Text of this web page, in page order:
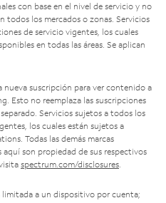
con base en el nivel de servicio y no
todos los mercados o zonas. Servicios
de servicio vigentes, los cuales
en todas las áreas. Se aplican
nueva suscripción para ver contenido a
Esto no reemplaza las suscripciones
Servicios sujetos a todos los
los cuales están sujetos a
Todas las demás marcas
son propiedad de sus respectivos
spectrum.com/disclosures.
limitada a un dispositivo por cuenta;